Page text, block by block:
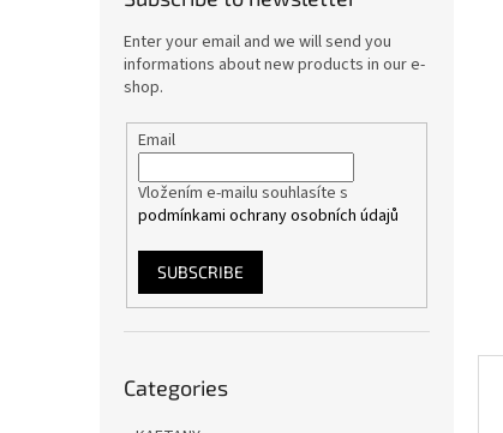
Enter your email and we will send you
informations about new products in our e-
shop.
Email
Vložením e-mailu souhlasíte s
podmínkami ochrany osobních údajů
SUBSCRIBE
categories
Categories